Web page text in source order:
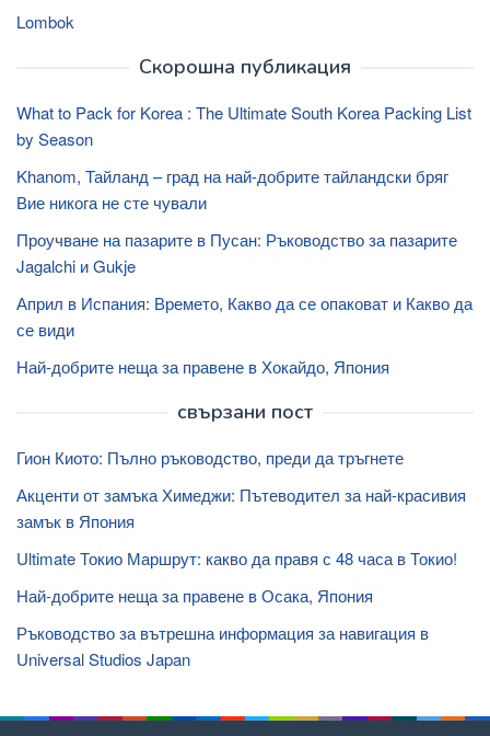
Lombok
Скорошна публикация
What to Pack for Korea : The Ultimate South Korea Packing List
by Season
Khanom, Тайланд – град на най-добрите тайландски бряг
Вие никога не сте чували
Проучване на пазарите в Пусан: Ръководство за пазарите
Jagalchi и Gukje
Април в Испания: Времето, Какво да се опаковат и Какво да
се види
Най-добрите неща за правене в Хокайдо, Япония
свързани пост
Гион Киото: Пълно ръководство, преди да тръгнете
Акценти от замъка Химеджи: Пътеводител за най-красивия
замък в Япония
Ultimate Токио Маршрут: какво да правя с 48 часа в Токио!
Най-добрите неща за правене в Осака, Япония
Ръководство за вътрешна информация за навигация в
Universal Studios Japan